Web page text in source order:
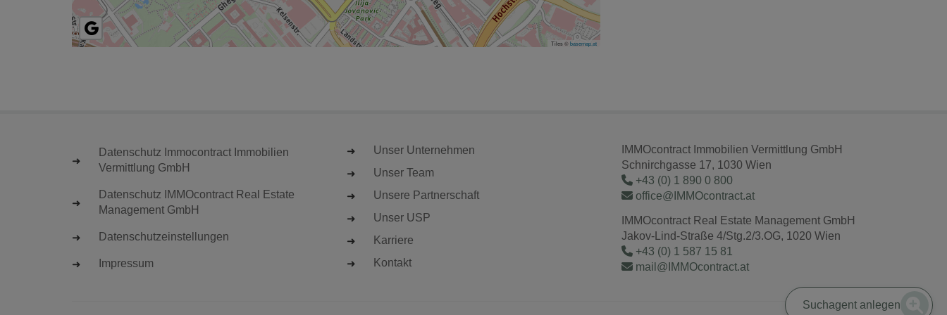
Tiles ©basemap.at
Datenschutz Immocontract Immobilien
Vermittlung GmbH
Datenschutz IMMOcontract Real Estate
Management GmbH
Datenschutzeinstellungen
Impressum
Unser Unternehmen
Unser Team
Unsere Partnerschaft
Unser USP
Karriere
Kontakt
IMMOcontract Immobilien Vermittlung GmbH
Schnirchgasse 17, 1030 Wien
+43 (0) 1 890 0 800
office@IMMOcontract.at
IMMOcontract Real Estate Management GmbH
Jakov-Lind-Straße 4/Stg.2/3.OG, 1020 Wien
+43 (0) 1 587 15 81
mail@IMMOcontract.at
Suchagent anlegen